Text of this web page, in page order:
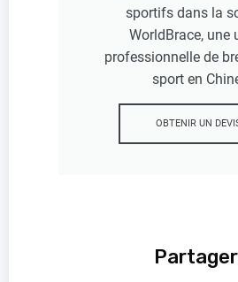
sportifs dans la
WorldBrace, une
professionnelle de
sport en
OBTENIR UN